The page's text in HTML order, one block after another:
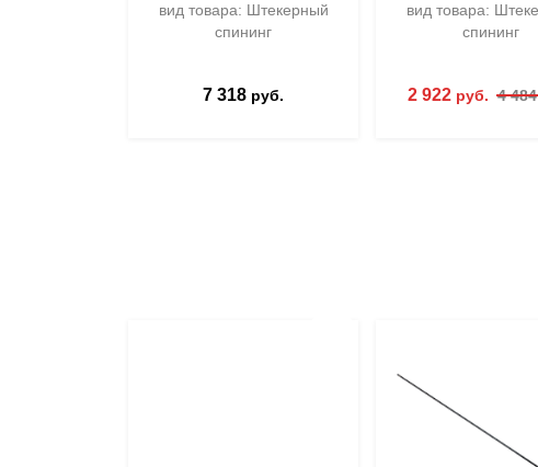
вид товара: Штекерный
спининг
7 318 руб.
вид товара:
спининг
2 922 руб. 4